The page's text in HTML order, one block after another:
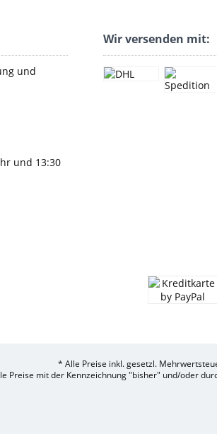
und
und 13:30
Wir versenden mit:
* Alle Preise inkl. gesetzl.
Preise mit der Kennzeichnung "bisher" und/oder